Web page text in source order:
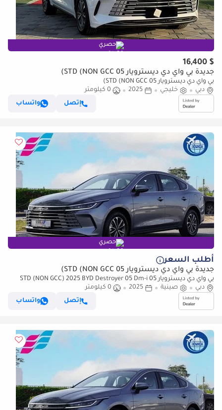
حصري
$ 16,400
جديدة بي واي دي ديسترويار 05 STD (NON GCC)
بي واي دي ديسترويار 05 STD (NON GCC)
دبي
خليجي 2025
0 كيلومتر
إتصل
واتساب
حصري
أطلب السعر
جديدة بي واي دي ديسترويار 05 STD (NON GCC)
بي واي دي ديسترويار 05 STD (NON GCC) 2025 BYD Destroyer 05 Dm-i
1.5L 55Km PHEV 0Km
دبي صينية 2025
0 كيلومتر
إتصل
واتساب